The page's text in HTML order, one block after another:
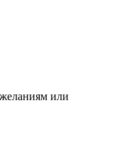
или